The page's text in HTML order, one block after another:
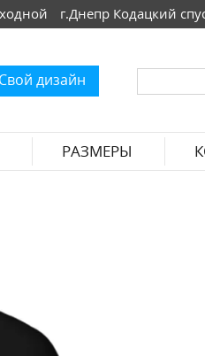
г.Днепр Кодацкий
Свой дизайн
РАЗМЕРЫ